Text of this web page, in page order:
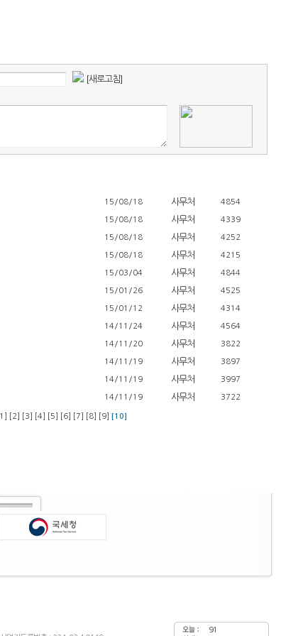
[새로고침]
15/08/18 사무처 4854
15/08/18 사무처 4339
15/08/18 사무처 4252
15/08/18 사무처 4215
15/03/04 사무처 4844
15/01/26 사무처 4525
15/01/12 사무처 4314
14/11/24 사무처 4564
14/11/20 사무처 3822
14/11/19 사무처 3897
14/11/19 사무처 3997
14/11/19 사무처 3722
[1] [2] [3] [4] [5] [6] [7] [8] [9] [10]
91